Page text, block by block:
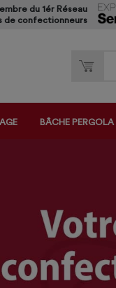
du 1ér Réseau
de confectionneurs
BÂCHE PERGOLA